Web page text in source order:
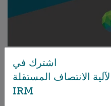
تحميل
اشترك في
الانتصاف المستقلة
IRM